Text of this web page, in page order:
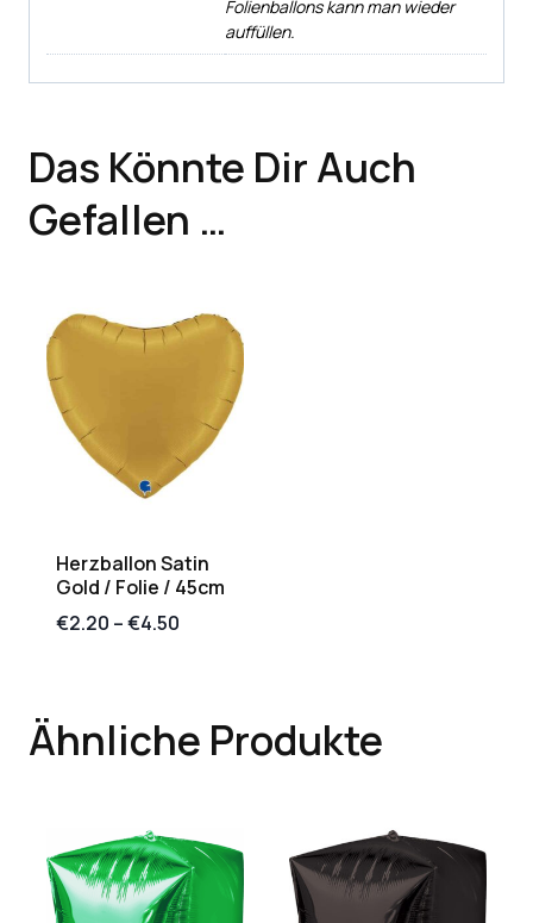
Folienballons kann man wieder
auffüllen.
Das Könnte Dir Auch
Gefallen …
Herzballon Satin
Gold / Folie / 45cm
€2.20 –€4.50
Ähnliche Produkte